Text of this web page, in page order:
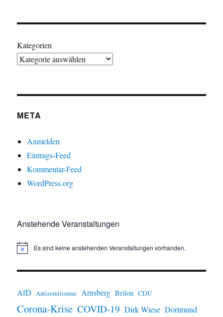
Kategorien
META
Anmelden
Eintrags-Feed
Kommentar-Feed
WordPress.org
Anstehende Veranstaltungen
H
w
s
Es sind keine anstehenden Veranstaltungen vorhanden.
AfD Antisemitismus Arnsberg Brilon CDU
Corona-Krise COVID-19 Dirk Wiese Dortmund